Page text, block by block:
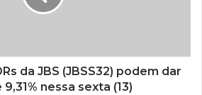
da JBS (JBSS32) podem dar
nessa sexta (13)